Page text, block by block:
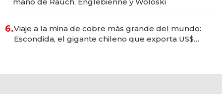
6.Viaje a la mina de cobre más grande del mundo:
Escondida, el gigante chileno que exporta US$